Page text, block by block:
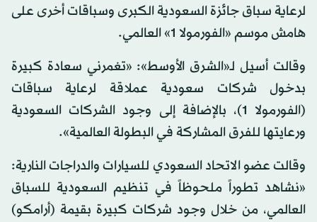
لرعاية سباق جائزة السعودية الكبرى وسباقات أخرى على
هامش موسم «الفورمولا 1» العالمي.
وقالت أسيل لـ«الشرق الأوسط»: «تغمرني سعادة كبيرة
بدخول شركات سعودية عملاقة لرعاية سباقات
(الفورمولا 1)، بالإضافة إلى وجود الشركات السعودية
ورعايتها للفرق المشاركة في البطولة العالمية».
وقالت عضو الاتحاد السعودي للسيارات والدراجات النارية:
«نشاهد تطوراً ملحوظاً في تنظيم السعودية للسباق
العالمي، من خلال وجود شركات كبيرة بقيمة (أرامكو)